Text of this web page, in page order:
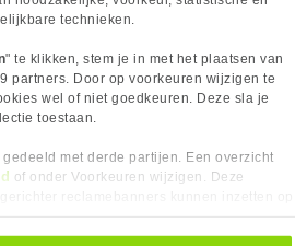
technieken.
" te klikken, stem je in met het plaatsen van
partners. Door op voorkeuren wijzigen te
wel of niet goedkeuren. Deze sla je
toestaan.
met derde partijen. Een overzicht
of onder Voorkeuren wijzigen. Deze
toestemming altijd intrekken, dit doe je
60 maanden
❮
0.5 m
LSZH
Pantone Cool Grey 8C
60 C
20 C
750
Vergelijk product
3,95